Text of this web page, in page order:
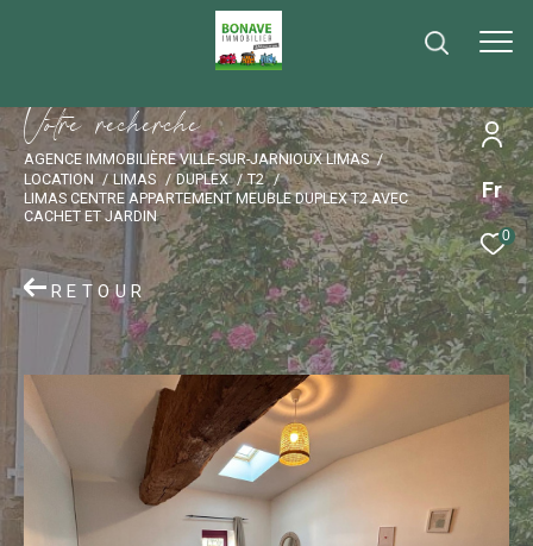
Fr
0
Votre recherche
AGENCE IMMOBILIÈRE VILLE-SUR-JARNIOUX LIMAS
LOCATION
LIMAS DUPLEX
T2
LIMAS CENTRE APPARTEMENT MEUBLE DUPLEX T2 AVEC
CACHET ET JARDIN
RETOUR